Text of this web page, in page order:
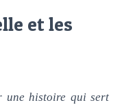
et les
une histoire qui sert